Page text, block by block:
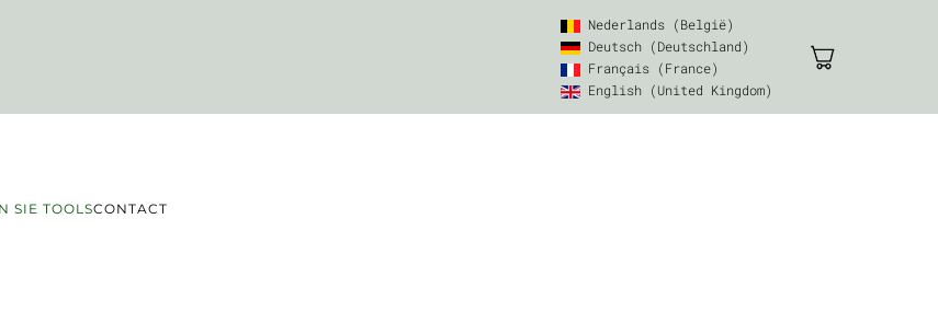
Nederlands (België)
Deutsch (Deutschland)
Français (France)
English (United Kingdom)
SIE TOOLSCONTACT